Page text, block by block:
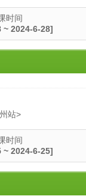
时间
~ 2024-6-28]
站>
时间
~ 2024-6-25]